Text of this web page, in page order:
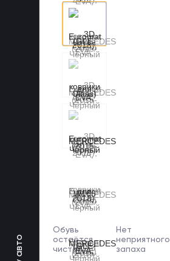
Обувь
остаётся
чистой
Нет
неприятного
запаха